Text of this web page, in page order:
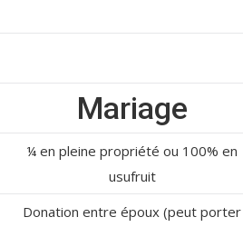
Mariage
¼ en pleine propriété ou 100% en
usufruit
Donation entre époux (peut porter